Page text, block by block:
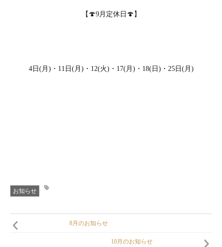
【🍄9月定休日🍄】
4日(月)・11日(月)・12(火)・17(月)・18(日)・25日(月)
お知らせ
8月のお知らせ
10月のお知らせ